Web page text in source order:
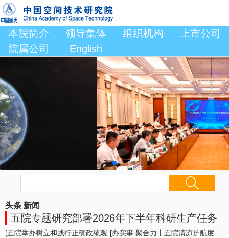
本院简介 领导集体 组织机构
上市公司
院属公司
English
头条 新闻
五院专题研究部署2026年下半年科研生产任务
形势及举措
[五院举办树立和践行正确政绩观 [办实事 聚合力丨五院清凉护航度